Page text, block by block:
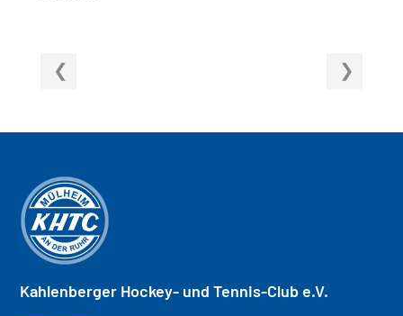
Kahlenberger Hockey- und Tennis-Club e.V.